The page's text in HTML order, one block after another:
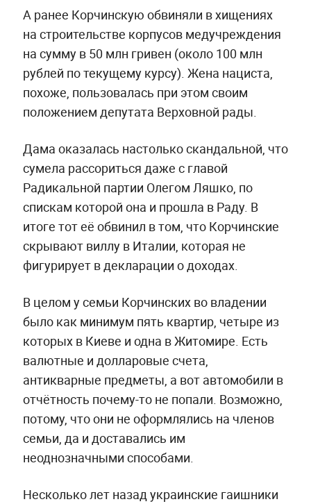
А ранее Корчинскую обвиняли в хищениях
на строительстве корпусов медучреждения
на сумму в 50 млн гривен (около 100 млн
рублей по текущему курсу). Жена нациста,
похоже, пользовалась при этом своим
положением депутата Верховной рады.
Дама оказалась настолько скандальной, что
сумела рассориться даже с главой
Радикальной партии Олегом Ляшко, по
спискам которой она и прошла в Раду. В
итоге тот её обвинил в том, что Корчинские
скрывают виллу в Италии, которая не
фигурирует в декларации о доходах.
В целом у семьи Корчинских во владении
было как минимум пять квартир, четыре из
которых в Киеве и одна в Житомире. Есть
валютные и долларовые счета,
антикварные предметы, а вот автомобили в
отчётность почему-то не попали. Возможно,
потому, что они не оформлялись на членов
семьи, да и доставались им
неоднозначными способами.
Несколько лет назад украинские гаишники